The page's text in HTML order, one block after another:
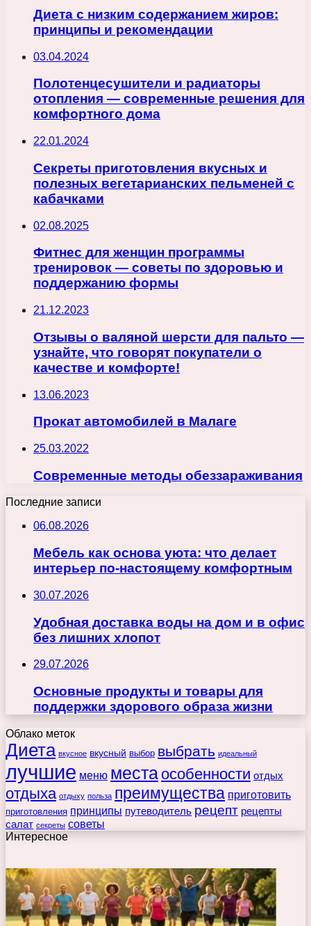
Диета с низким содержанием жиров:
принципы и рекомендации
03.04.2024
Полотенцесушители и радиаторы
отопления — современные решения для
комфортного дома
22.01.2024
Секреты приготовления вкусных и
полезных вегетарианских пельменей с
кабачками
02.08.2025
Фитнес для женщин программы
тренировок — советы по здоровью и
поддержанию формы
21.12.2023
Отзывы о валяной шерсти для пальто —
узнайте, что говорят покупатели о
качестве и комфорте!
13.06.2023
Прокат автомобилей в Малаге
25.03.2022
Современные методы обеззараживания
Последние записи
06.08.2026
Мебель как основа уюта: что делает
интерьер по-настоящему комфортным
30.07.2026
Удобная доставка воды на дом и в офис
без лишних хлопот
29.07.2026
Основные продукты и товары для
поддержки здорового образа жизни
Облако меток
Диета вкусное вкусный выбор выбрать идеальный
лучшие меню места особенности отдых
отдыха отдыху польза преимущества приготовить
приготовления принципы путеводитель рецепт рецепты
салат секреты советы
Интересное